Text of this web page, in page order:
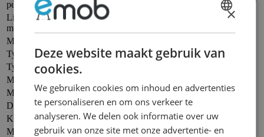
persoon
Links/rechts
monteerbaar
Nee
Met armleuning
Type onderstel
Normale poten
Type Stoel
Materiaal onderstel
Materiaal Zitting
Kunstleer
Draaibaar
Nee
Kuipstoel
Nee
Met wielen
Nee
×
Deze website maakt gebruik van
cookies.
We gebruiken cookies om inhoud en advertenties
te personaliseren en om ons verkeer te
analyseren. We delen ook informatie over uw
gebruik van onze site met onze advertentie- en